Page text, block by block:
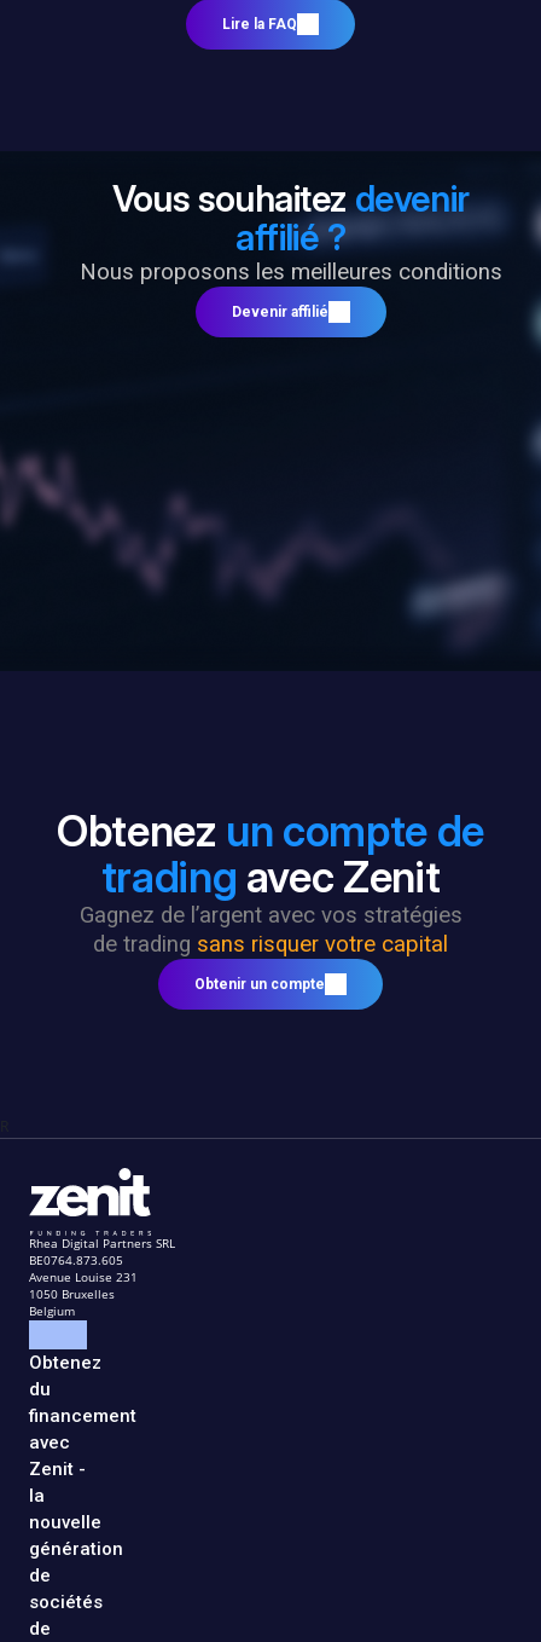
Lire la FAQ
Vous souhaitezdevenir
affilié ?
Nous proposons les meilleures conditions
Devenir affilié
Obtenez un compte de
trading avec Zenit
Gagnez de l’argent avec vos stratégies
de trading sans risquer votre capital
Obtenir un compte
Rhea Digital Partners SRL
BE0764.873.605
Avenue Louise 231
1050 Bruxelles
Belgium
Obtenez
du
financement
avec
Zenit -
la
nouvelle
génération
de
sociétés
de